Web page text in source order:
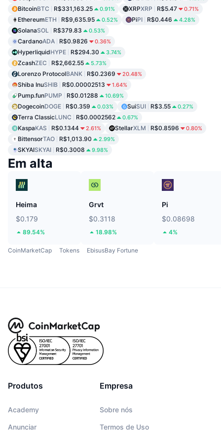
BitcoinBTC R$331,163.25 0.91% XRPXRP R$5.47 0.71%
EthereumETH R$9,635.95 0.52% PiPI R$0.446 4.28%
SolanaSOL R$379.83 0.53%
CardanoADA R$0.9826 0.36%
HyperliquidHYPE R$294.30 3.74%
ZcashZEC R$2,662.55 5.73%
Lorenzo ProtocolBANK R$0.2369 20.48%
Shiba InuSHIB R$0.00002513 1.64%
Pump.funPUMP R$0.01288 10.69%
DogecoinDOGE R$0.359 0.03% SuiSUI R$3.55 0.27%
Terra ClassicLUNC R$0.0002562 0.67%
KaspaKAS R$0.1344 2.61% StellarXLM R$0.8596 0.80%
BittensorTAO R$1,013.90 2.99%
SKYAISKYAI R$0.3008 9.98%
Em alta
Heima
$0.179
89.54%
Grvt
$0.3118
18.98%
Pi
$0.08698
4%
CoinMarketCap Tokens EbisusBay Fortune
Produtos
Academy
Anunciar
Empresa
Sobre nós
Termos de Uso